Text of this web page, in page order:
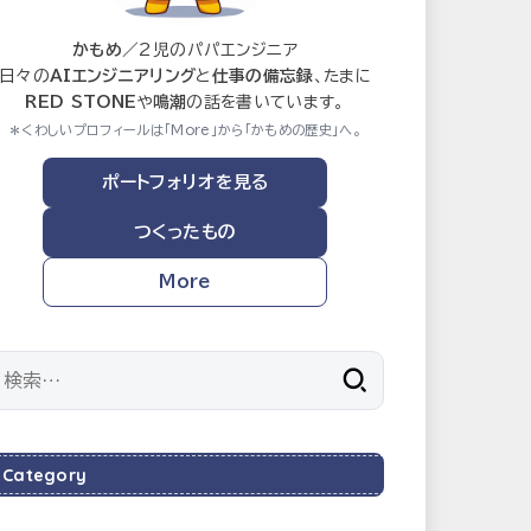
かもめ ／2児のパパエンジニア
日々のAIエンジニアリングと 仕事の備忘録、たまに
RED STONEや 鳴潮 の話を書いています。
＊くわしいプロフィールは「More」から「かもめの歴史」へ。
ポートフォリオを見る
つくったもの
More
Category